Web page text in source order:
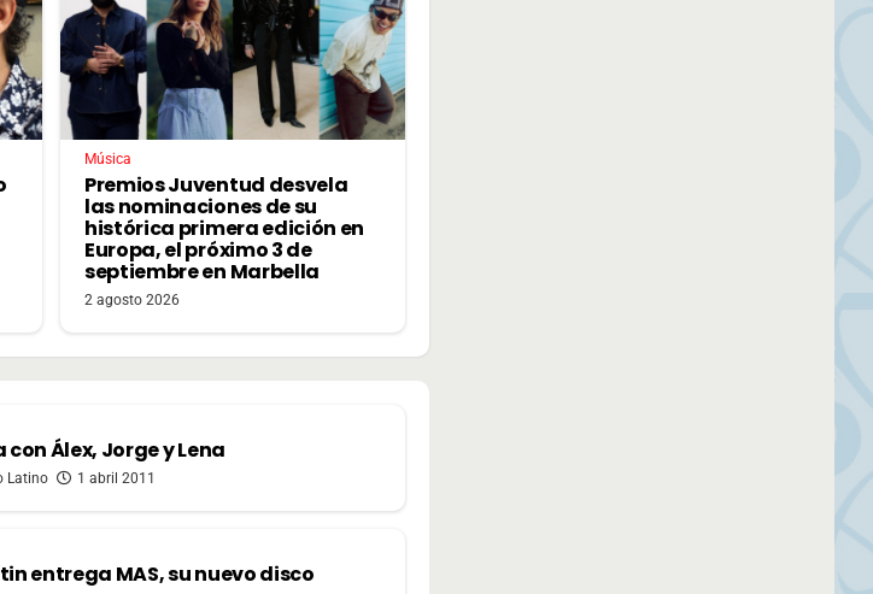
Música
Premios Juventud desvela
las nominaciones de su
histórica primera edición en
Europa, el próximo 3 de
septiembre en Marbella
2 agosto 2026
Álex, Jorge y Lena
Latino 1 abril 2011
entrega MAS, su nuevo disco